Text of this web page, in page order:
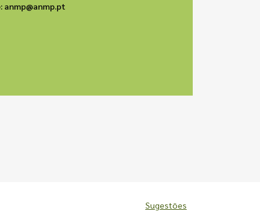
Sugestões